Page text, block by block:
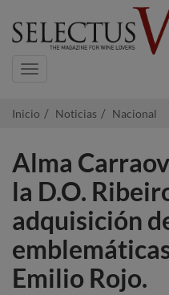
Navigation
Inicio Noticias Nacional
Alma
la D.O.
adquisición
Emilio Rojo.